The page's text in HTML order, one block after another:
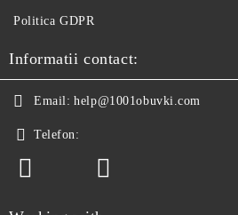
Politica GDPR
Informatii contact:
Email: help@1001obuvki.com
Telefon: